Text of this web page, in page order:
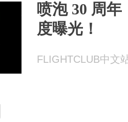
喷泡 30 周
度曝光！
FLIGHTCLUB中文